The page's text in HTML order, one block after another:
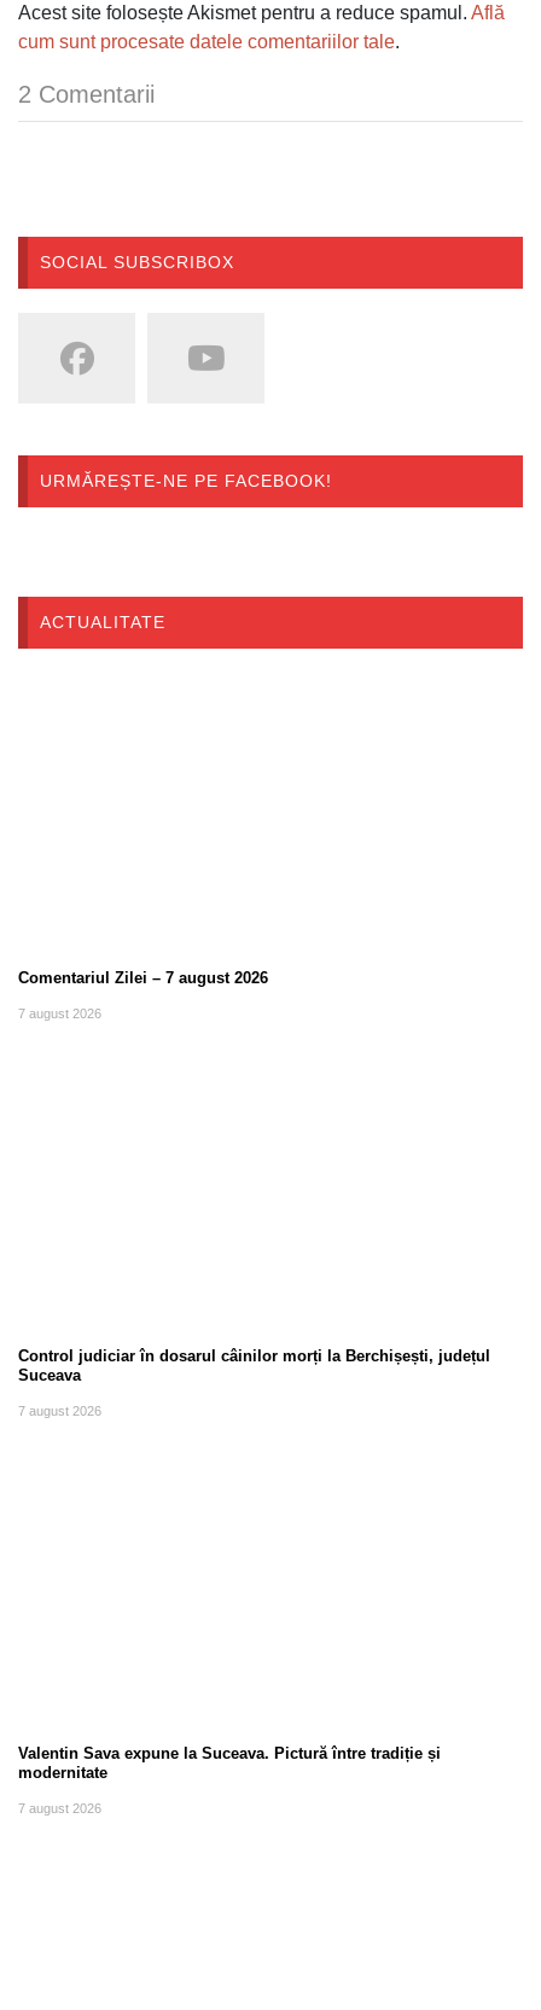
Acest site folosește Akismet pentru a reduce spamul. Află
cum sunt procesate datele comentariilor tale.
2 Comentarii
SOCIAL SUBSCRIBOX
URMĂREȘTE-NE PE FACEBOOK!
ACTUALITATE
Comentariul Zilei – 7 august 2026
7 august 2026
Control judiciar în dosarul câinilor morți la Berchișești, județul
Suceava
7 august 2026
Valentin Sava expune la Suceava. Pictură între tradiție și
modernitate
7 august 2026